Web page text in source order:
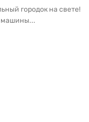
городок на свете!
машины...